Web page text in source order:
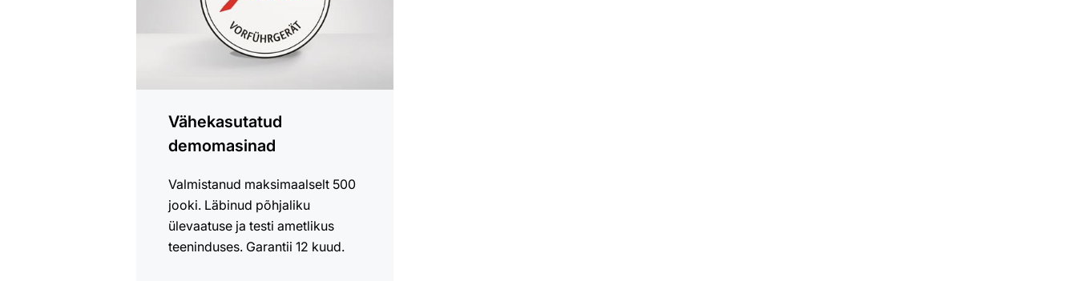
Vähekasutatud
demomasinad
Valmistanud maksimaalselt 500
jooki. Läbinud põhjaliku
ülevaatuse ja testi ametlikus
teeninduses. Garantii 12 kuud.